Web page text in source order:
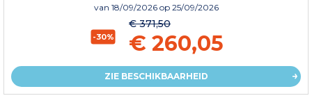
van 18/09/2026 op 25/09/2026
-30%
€ 371,50
€ 260,05
ZIE BESCHIKBAARHEID